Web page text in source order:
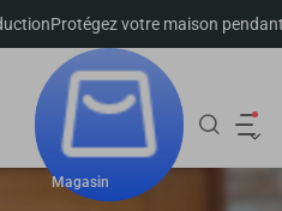
votre maison pendant votre
Magasin